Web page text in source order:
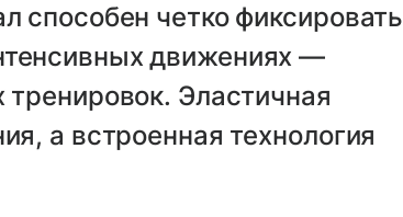
способен четко фиксировать
движениях —
Эластичная
а встроенная технология